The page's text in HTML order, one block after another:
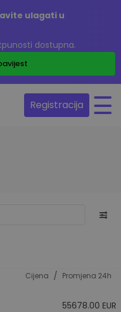
ulagati u
dostupna.
Registracija
Cijena / Promjena 24h
55678.00 EUR